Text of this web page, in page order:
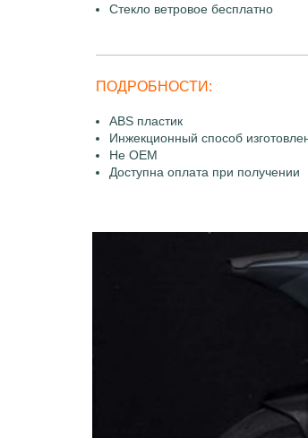
Стекло ветровое бесплатно
ПОДРОБНОСТИ:
ABS пластик
Инжекционный способ
Не OEM
Доступна оплата при получении